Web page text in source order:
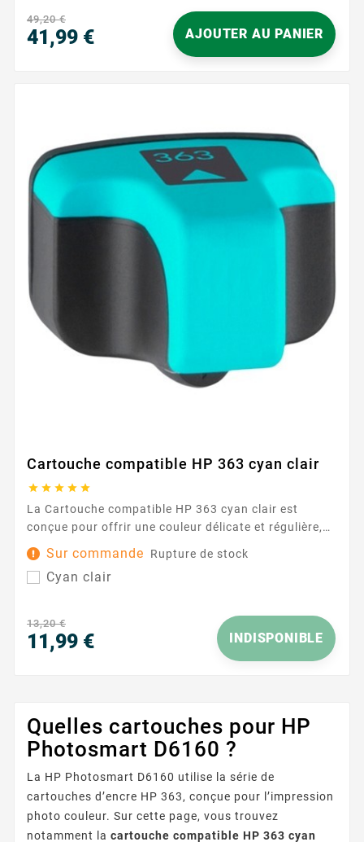
utilisation quotidienne, il assure des impressions
nettes et éclatantes, idéales...
49,20 €
41,99 € AJOUTER AU PANIER
Cartouche compatible HP 363 cyan clair
    
La Cartouche compatible HP 363 cyan clair est
conçue pour offrir une couleur délicate et régulière,
idéale pour les dégradés, les photos et les graphiques
où la finesse des nuances compte. Pensée pour
fonctionner avec les imprimantes utilisant la
routine d’impression quotidienne et aide à
préserver...
Sur commande Rupture de stock
Cyan clair
13,20 €
11,99 € INDISPONIBLE
Quelles cartouches pour HP
Photosmart D6160 ?
La HP Photosmart D6160 utilise la série de
cartouches d’encre HP 363, conçue pour l’impression
photo couleur. Sur cette page, vous trouvez
notamment la cartouche compatible HP 363 cyan